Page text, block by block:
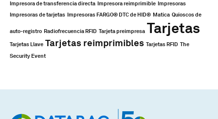
Impresora de transferencia directa Impresora reimprimible Impresoras
Impresoras de tarjetas Impresoras FARGO® DTC de HID® Matica Quioscos de
auto-registro Radiofrecuencia RFID Tarjeta preimpresa Tarjetas
Tarjetas Llave Tarjetas reimprimibles Tarjetas RFID The
Security Event